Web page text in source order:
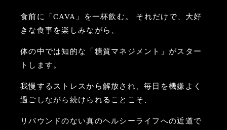
食前に「CAVA」を一杯飲む。 それだけで、大好
きな食事を楽しみながら、
体の中では知的な「糖質マネジメント」がスター
トします。
我慢するストレスから解放され、毎日を機嫌よく
過ごしながら続けられることこそ、
リバウンドのない真のヘルシーライフへの近道で